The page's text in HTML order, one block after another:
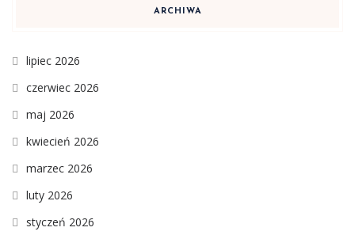
ARCHIWA
lipiec 2026
czerwiec 2026
maj 2026
kwiecień 2026
marzec 2026
luty 2026
styczeń 2026